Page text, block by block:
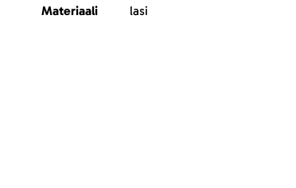
Materiaali lasi